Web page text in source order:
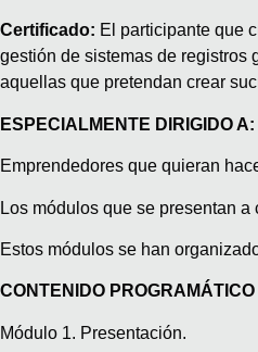
Certificado: El participante que
gestión de sistemas de registros
aquellas que pretendan crear
ESPECIALMENTE DIRIGIDO A:
Emprendedores que quieran
Los módulos que se presentan
Estos módulos se han
CONTENIDO PROGRAMÁTICO
Módulo 1. Presentación.